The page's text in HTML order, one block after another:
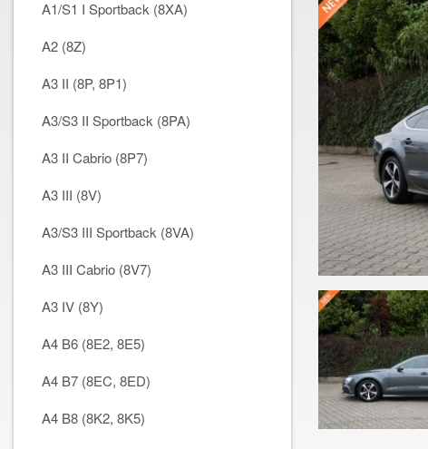
A1/S1 I Sportback (8XA)
A2 (8Z)
A3 II (8P, 8P1)
A3/S3 II Sportback (8PA)
A3 II Cabrio (8P7)
A3 III (8V)
A3/S3 III Sportback (8VA)
A3 III Cabrio (8V7)
A3 IV (8Y)
A4 B6 (8E2, 8E5)
A4 B7 (8EC, 8ED)
A4 B8 (8K2, 8K5)